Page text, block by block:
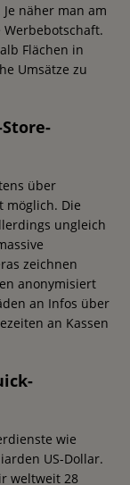
Je näher man am
Flächen in
Umsätze zu
über
möglich. Die
ungleich
zeichnen
anonymisiert
an Infos über
an Kassen
wie
US-Dollar.
weltweit 28